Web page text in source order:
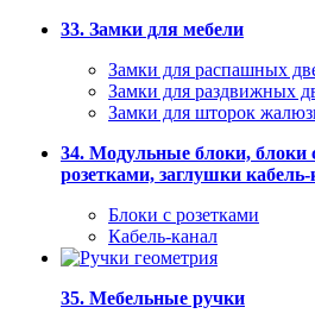
33. Замки для мебели
Замки для распашных
Замки для раздвижных
Замки для шторок
34. Модульные блоки, блоки
розетками, заглушки кабель-
Блоки с розетками
Кабель-канал
35. Мебельные ручки